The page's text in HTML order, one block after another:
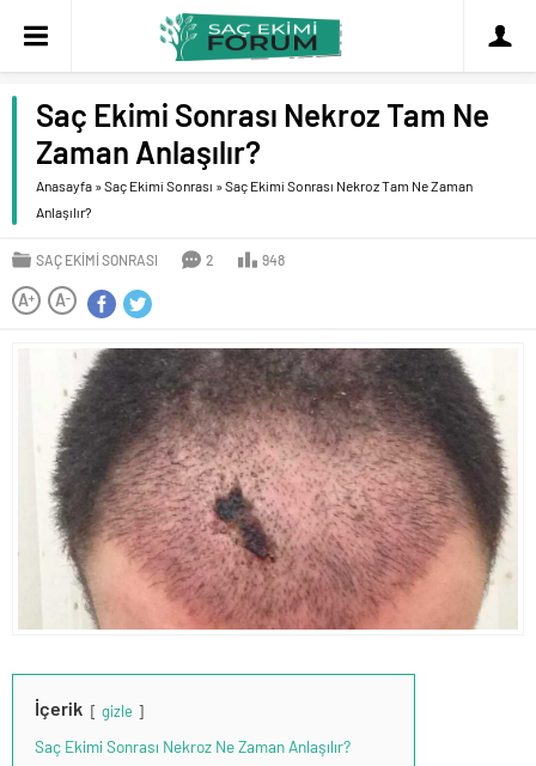
Saç Ekimi Sonrası Nekroz Tam Ne
Zaman Anlaşılır?
Anasayfa »Saç Ekimi Sonrası »Saç Ekimi Sonrası Nekroz Tam Ne Zaman
Anlaşılır?
SAÇ EKIMI SONRASI 2 948
A+ A-
İçerik gizle
Saç Ekimi Sonrası Nekroz Ne Zaman Anlaşılır?